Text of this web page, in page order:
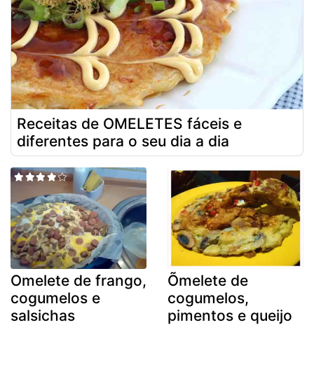
Receitas de OMELETES fáceis e
diferentes para o seu dia a dia
Omelete de frango,
cogumelos e
salsichas
Õmelete de
cogumelos,
pimentos e queijo